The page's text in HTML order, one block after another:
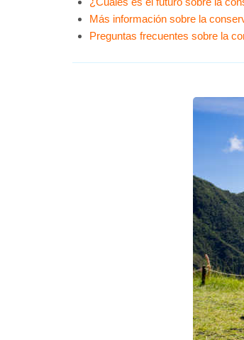
Más información sobre la
Preguntas frecuentes sobre la